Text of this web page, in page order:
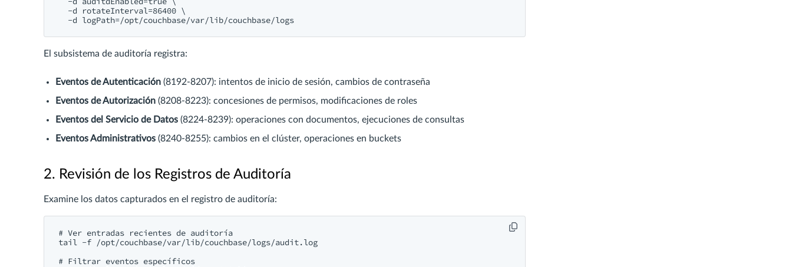
  -d rotateInterval=86400 \
El subsistema de auditoría registra:
Eventos de Autenticación (8192-8207): intentos de inicio de sesión, cambios de contraseña
Eventos de Autorización (8208-8223): concesiones de permisos, modificaciones de roles
Eventos del Servicio de Datos (8224-8239): operaciones con documentos, ejecuciones de consultas
Eventos Administrativos (8240-8255): cambios en el clúster, operaciones en buckets
2. Revisión de los Registros de Auditoría
Examine los datos capturados en el registro de auditoría:
# Ver entradas recientes de auditoría
tail -f /opt/couchbase/var/lib/couchbase/logs/audit.log
# Filtrar eventos específicos